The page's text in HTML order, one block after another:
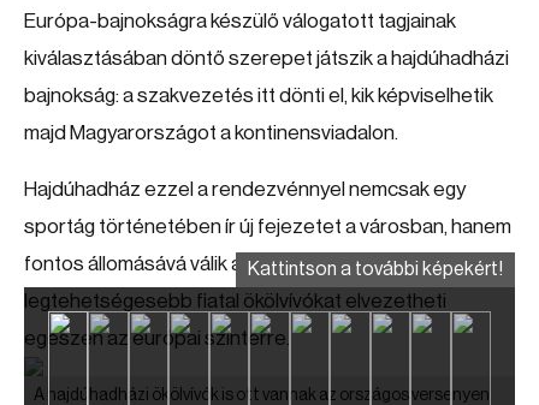
Európa-bajnokságra készülő válogatott tagjainak
kiválasztásában döntő szerepet játszik a hajdúhadházi
bajnokság: a szakvezetés itt dönti el, kik képviselhetik
majd Magyarországot a kontinensviadalon.
Hajdúhadház ezzel a rendezvénnyel nemcsak egy
sportág történetében ír új fejezetet a városban, hanem
fontos állomásává válik annak az útnak is, amely a
legtehetségesebb fiatal ökölvívókat elvezetheti
egészen az európai színtérre.
A hajdúhadházi ökölvívók is ott vannak az országos versenyen
Kattintson a további képekért!